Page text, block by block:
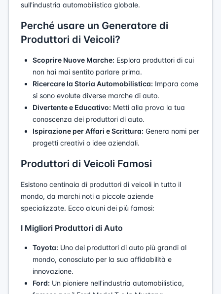
sull'industria automobilistica globale.
Perché usare un Generatore di
Produttori di Veicoli?
Scoprire Nuove Marche: Esplora produttori di cui
non hai mai sentito parlare prima.
Ricercare la Storia Automobilistica: Impara come
si sono evolute diverse marche di auto.
Divertente e Educativo: Metti alla prova la tua
conoscenza dei produttori di auto.
Ispirazione per Affari e Scrittura: Genera nomi per
progetti creativi o idee aziendali.
Produttori di Veicoli Famosi
Esistono centinaia di produttori di veicoli in tutto il
mondo, da marchi noti a piccole aziende
specializzate. Ecco alcuni dei più famosi:
I Migliori Produttori di Auto
Toyota: Uno dei produttori di auto più grandi al
mondo, conosciuto per la sua affidabilità e
innovazione.
Ford: Un pioniere nell'industria automobilistica,